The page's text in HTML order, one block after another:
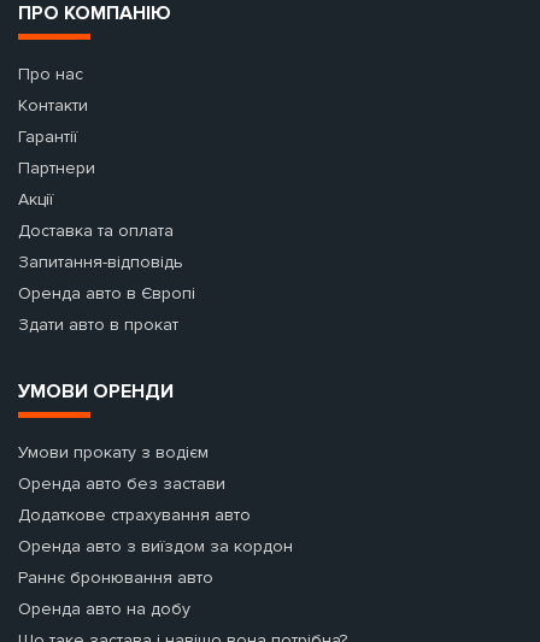
ПРО КОМПАНІЮ
Про нас
Контакти
Гарантії
Партнери
Акції
Доставка та оплата
Запитання-відповідь
Оренда авто в Європі
Здати авто в прокат
УМОВИ ОРЕНДИ
Умови прокату з водієм
Оренда авто без застави
Додаткове страхування авто
Оренда авто з виїздом за кордон
Раннє бронювання авто
Оренда авто на добу